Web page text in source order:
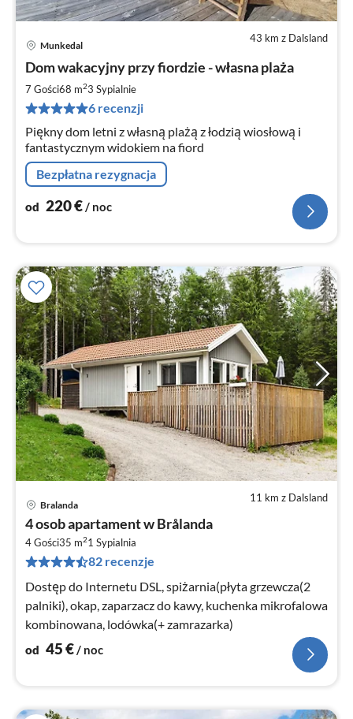
43 km z Dalsland
Munkedal
Dom wakacyjny przy fiordzie - własna plaża
7 Gości68 m23 Sypialnie
6 recenzji
Piękny dom letni z własną plażą z łodzią wiosłową i
fantastycznym widokiem na fiord
Bezpłatna rezygnacja
od 220€/ noc
11 km z Dalsland
Bralanda
4 osob apartament w Brålanda
4 Gości35 m21 Sypialnia
82 recenzje
Dostęp do Internetu DSL, spiżarnia(płyta grzewcza(2
palniki), okap, zaparzacz do kawy, kuchenka mikrofalowa
kombinowana, lodówka(+ zamrazarka)
od 45€/ noc